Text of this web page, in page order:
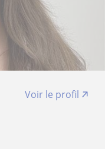
Voir le profil